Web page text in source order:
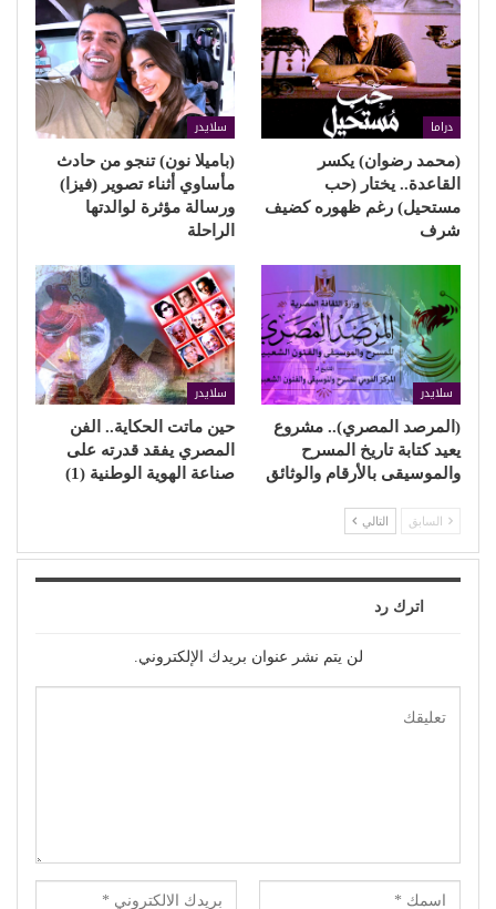
دراما
(محمد رضوان) يكسر
القاعدة.. يختار (حب
مستحيل) رغم ظهوره كضيف
شرف
سلايدر
(باميلا نون) تنجو من حادث
مأساوي أثناء تصوير (فيزا)
ورسالة مؤثرة لوالدتها
الراحلة
سلايدر
(المرصد المصري).. مشروع
يعيد كتابة تاريخ المسرح
والموسيقى بالأرقام والوثائق
سلايدر
حين ماتت الحكاية.. الفن
المصري يفقد قدرته على
صناعة الهوية الوطنية (1)
السابق التالي
اترك رد
لن يتم نشر عنوان بريدك الإلكتروني.